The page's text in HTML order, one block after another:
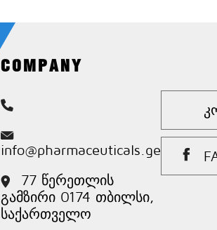
COMPANY
info@pharmaceuticals.ge
77 წერეთლის
გამზირი 0174 თბილსი,
საქართველო